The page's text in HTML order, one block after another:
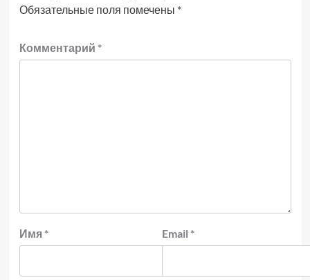
Обязательные поля помечены *
Комментарий *
Имя * Email *